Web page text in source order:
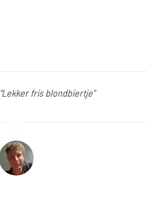
"Lekker fris blondbiertje"